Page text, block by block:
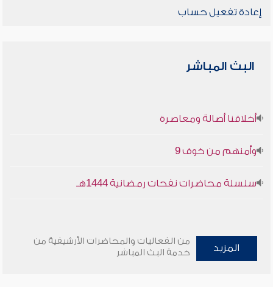
إعادة تفعيل حساب
البث المباشر
أخلاقنا أصالة ومعاصرة
وأمنهم من خوف 9
سلسلة محاضرات نفحات رمضانية 1444هـ
المزيد
من الفعاليات والمحاضرات الأرشيفية من
خدمة البث المباشر